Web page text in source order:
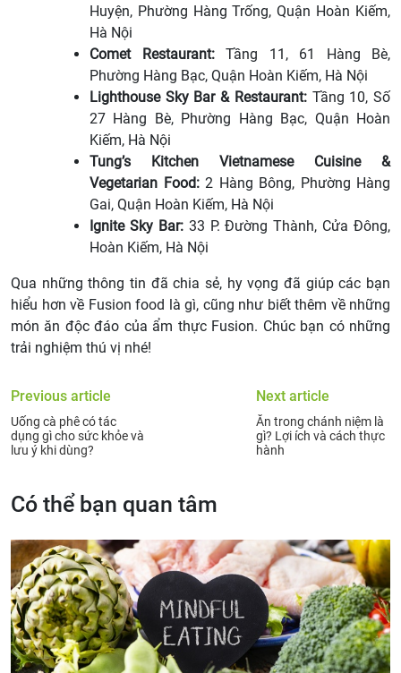
Huyện, Phường Hàng Trống, Quận Hoàn Kiếm,
Hà Nội
Comet Restaurant:Tầng 11, 61 Hàng Bè,
Phường Hàng Bạc, Quận Hoàn Kiếm, Hà Nội
Lighthouse Sky Bar & Restaurant:Tầng 10, Số
27 Hàng Bè, Phường Hàng Bạc, Quận Hoàn
Kiếm, Hà Nội
Tung’s Kitchen Vietnamese Cuisine &
Vegetarian Food:2 Hàng Bông, Phường Hàng
Gai, Quận Hoàn Kiếm, Hà Nội
Ignite Sky Bar: 33 P. Đường Thành, Cửa Đông,
Hoàn Kiếm, Hà Nội
Qua những thông tin đã chia sẻ, hy vọng đã giúp các bạn
hiểu hơn về Fusion food là gì, cũng như biết thêm về những
món ăn độc đáo của ẩm thực Fusion. Chúc bạn có những
trải nghiệm thú vị nhé!
Previous article
Uống cà phê có tác
dụng gì cho sức khỏe và
lưu ý khi dùng?
Next article
Ăn trong chánh niệm là
gì? Lợi ích và cách thực
hành
Có thể bạn quan tâm